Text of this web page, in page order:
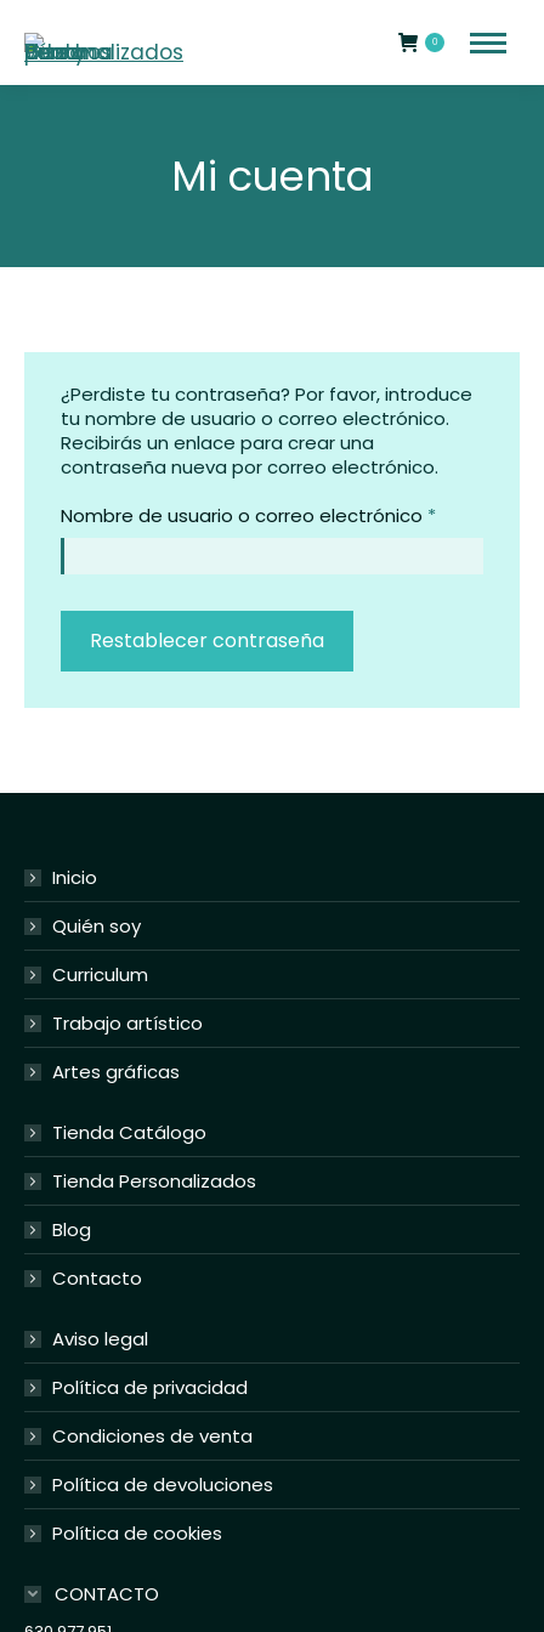
0
Mi cuenta
¿Perdiste tu contraseña? Por favor, introduce
tu nombre de usuario o correo electrónico.
Recibirás un enlace para crear una
contraseña nueva por correo electrónico.
Nombre de usuario o correo electrónico *
Restablecer contraseña
Inicio
Quién soy
Curriculum
Trabajo artístico
Artes gráficas
Tienda Catálogo
Tienda Personalizados
Blog
Contacto
Aviso legal
Política de privacidad
Condiciones de venta
Política de devoluciones
Política de cookies
CONTACTO